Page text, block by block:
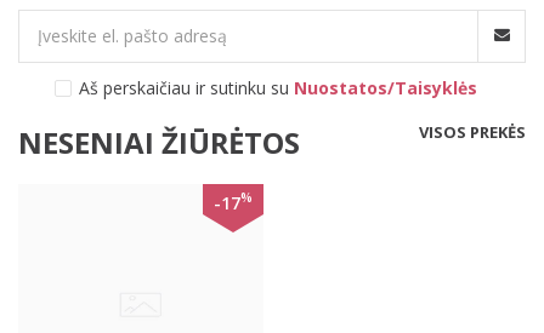
Aš perskaičiau ir sutinku su Nuostatos/Taisyklės
NESENIAI ŽIŪRĖTOS VISOS PREKĖS
-17%